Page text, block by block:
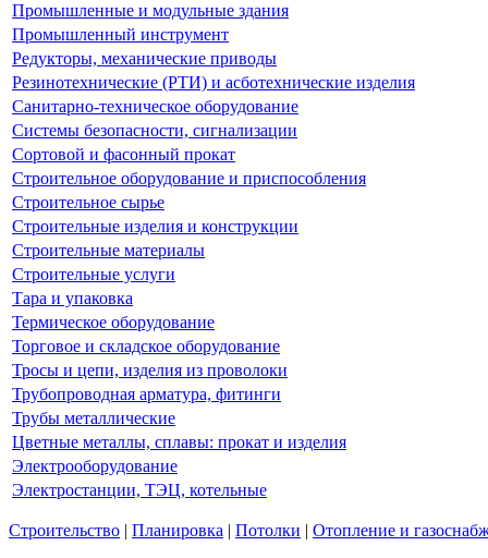
Промышленные и модульные здания
Промышленный инструмент
Редукторы, механические приводы
Резинотехнические (РТИ) и асботехнические изделия
Санитарно-техническое оборудование
Системы безопасности, сигнализации
Сортовой и фасонный прокат
Строительное оборудование и приспособления
Строительное сырье
Строительные изделия и конструкции
Строительные материалы
Строительные услуги
Тара и упаковка
Термическое оборудование
Торговое и складское оборудование
Тросы и цепи, изделия из проволоки
Трубопроводная арматура, фитинги
Трубы металлические
Цветные металлы, сплавы: прокат и изделия
Электрооборудование
Электростанции, ТЭЦ, котельные
Строительство | Планировка | Потолки | Отопление и